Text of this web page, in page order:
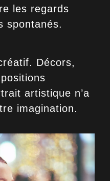
les regards
spontanés.
Décors,
artistique n’a
imagination.